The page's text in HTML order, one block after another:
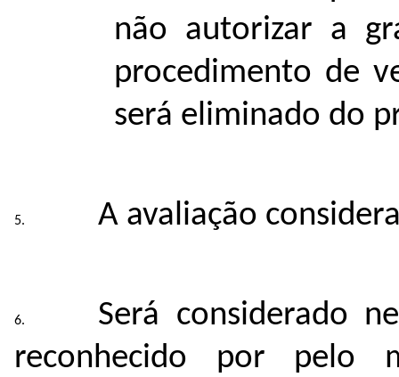
não autorizar a
procedimento de
será eliminado do
A avaliação
Será considerado
reconhecido por pelo